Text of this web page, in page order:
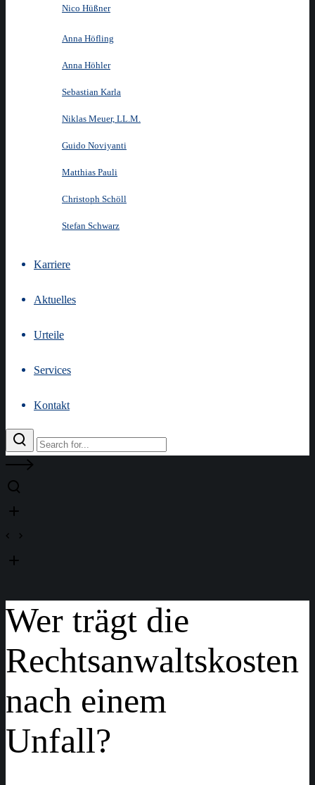
Nico Hüßner
Anna Höfling
Anna Höhler
Sebastian Karla
Niklas Meuer, LL.M.
Guido Noviyanti
Matthias Pauli
Christoph Schöll
Stefan Schwarz
Karriere
Aktuelles
Urteile
Services
Kontakt
Wer trägt die
Rechtsanwaltskosten
nach einem
Unfall?